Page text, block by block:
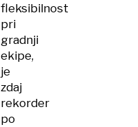
fleksibilnost
pri
gradnji
ekipe,
je
zdaj
rekorder
po